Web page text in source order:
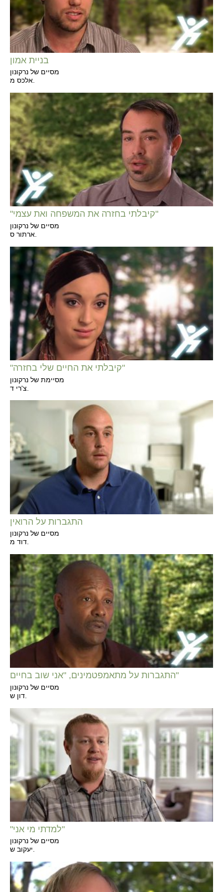
בניית אמון
מסיים של נרקונון
אלכס מ.
"קיבלתי בחזרה את המשפחה ואת עצמי"
מסיים של נרקונון
"קיבלתי את החיים שלי בחזרה"
מסיימת של נרקונון
התגברות על הרואין
מסיים של נרקונון
התגברות על מתאמפטמינים, "אני שוב בחיים"
מסיים של נרקונון
"למדתי מי אני"
מסיים של נרקונון
יעקוב ש.